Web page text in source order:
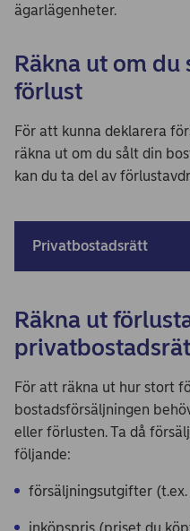
ägarlägenheter.
Räkna ut om du
förlust
För att kunna deklarera
räkna ut om du sålt din
kan du ta del av
Privatbostadsrätt
Räkna ut
För att räkna ut hur stort
bostadsförsäljningen
eller förlusten. Ta då
följande:
försäljningsutgifter